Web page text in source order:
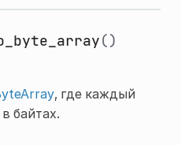
()
, где каждый
байтах.